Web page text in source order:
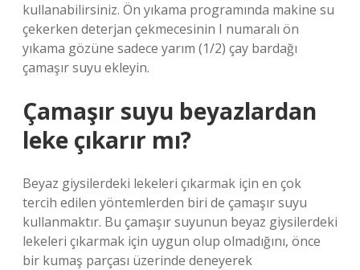
kullanabilirsiniz. Ön yıkama programında makine su
çekerken deterjan çekmecesinin I numaralı ön
yıkama gözüne sadece yarım (1/2) çay bardağı
çamaşır suyu ekleyin.
Çamaşır suyu beyazlardan
leke çıkarır mı?
Beyaz giysilerdeki lekeleri çıkarmak için en çok
tercih edilen yöntemlerden biri de çamaşır suyu
kullanmaktır. Bu çamaşır suyunun beyaz giysilerdeki
lekeleri çıkarmak için uygun olup olmadığını, önce
bir kumaş parçası üzerinde deneyerek